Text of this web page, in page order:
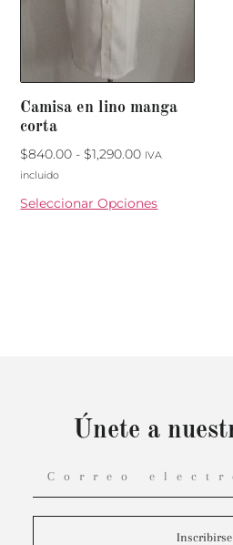
Camisa en lino manga
corta
$840.00 - $1,290.00 IVA
incluido
Seleccionar Opciones
Únete a
Inscribirse